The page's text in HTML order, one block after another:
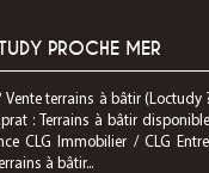
PROCHE MER
Vente terrains à bâtir (Loctudy
: Terrains à bâtir
CLG Immobilier / CLG
à bâtir...